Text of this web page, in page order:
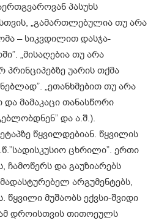
პასუხს
„გამართლებულია თუ არა
– სიკვდილით დასჯა-
„მისაღებია თუ არა
უარის თქმა
„ეთანხმებით თუ არა
მამაკაცი თანასწორი
და ა.შ.).
წყვილდებიან. წყვილის
ცხრილი”. ერთი
ჩამოწერს და გაუზიარებს
არგუმენტებს,
მუშაობს ექვსი-შვიდი
დროისთვის თითოეულს